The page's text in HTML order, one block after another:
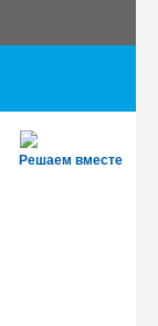
Решаем вместе